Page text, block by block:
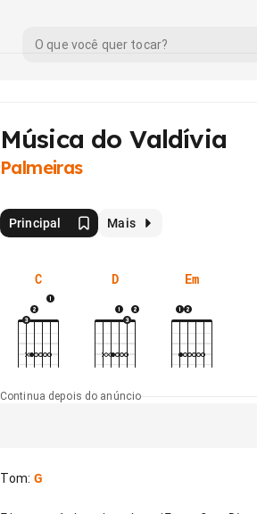
Música do Valdívia
Palmeiras
Principal Mais
C D Em
Continua depois do anúncio
Tom: G